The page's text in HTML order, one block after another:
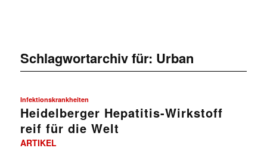
Schlagwortarchiv für: Urban
Infektionskrankheiten
Heidelberger Hepatitis-Wirkstoff
reif für die Welt
ARTIKEL